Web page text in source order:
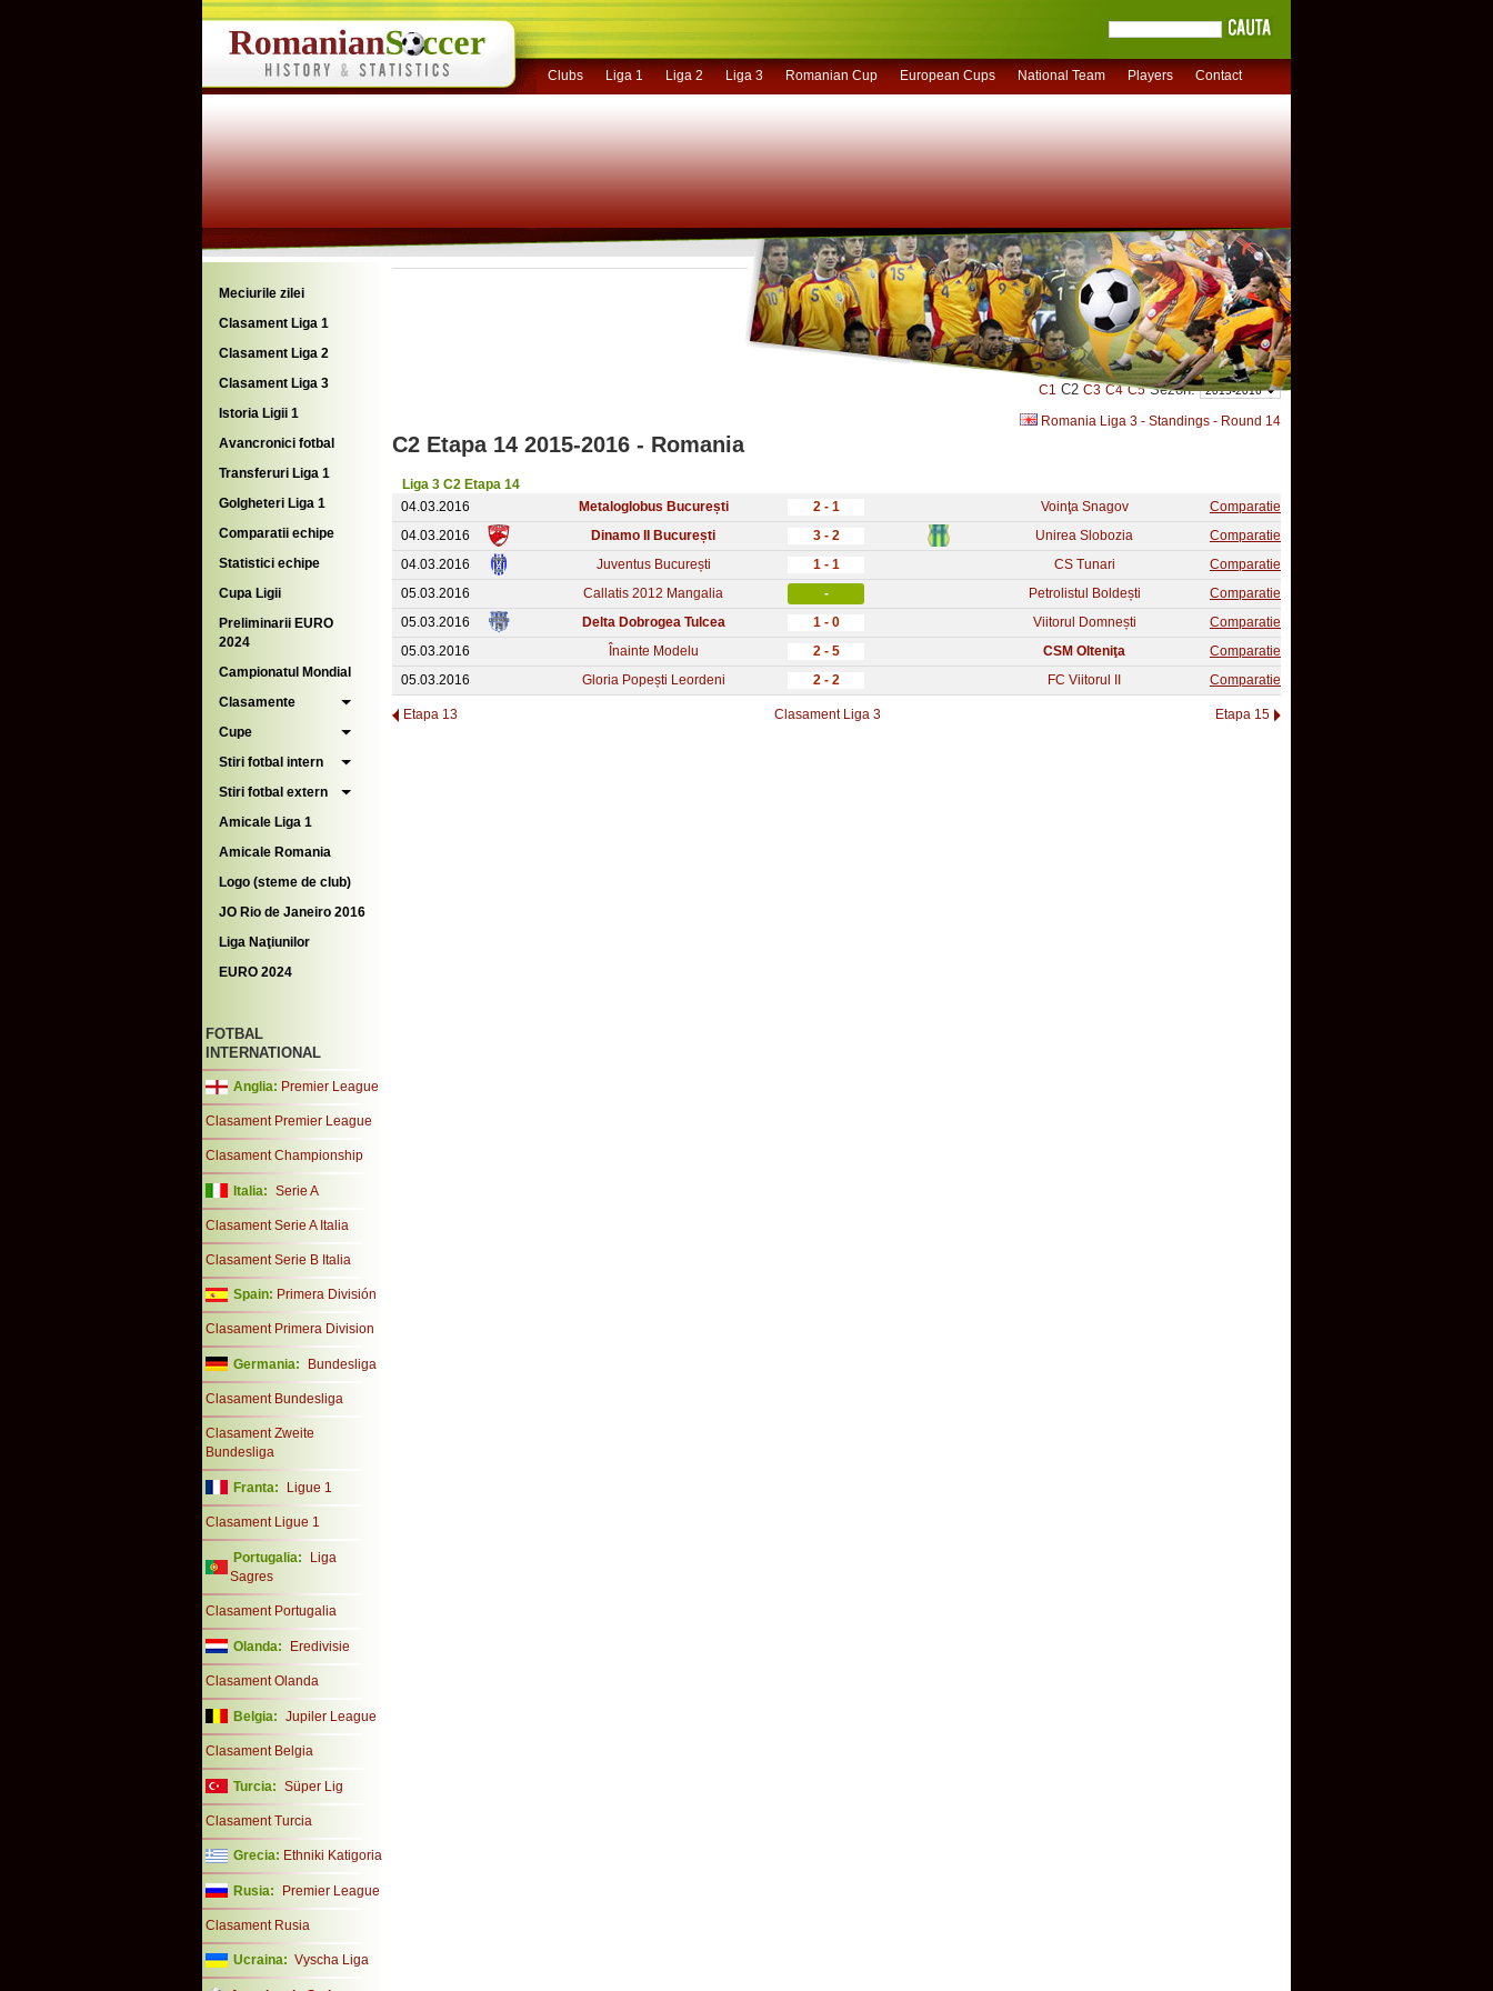
Clubs Liga 1 Liga 2 Liga 3 Romanian Cup European Cups National Team Players Contact
Meciurile zilei
Clasament Liga 1
Clasament Liga 2
Clasament Liga 3
Istoria Ligii 1
Avancronici fotbal
Transferuri Liga 1
Golgheteri Liga 1
Comparatii echipe
Statistici echipe
Cupa Ligii
Preliminarii EURO
2024
Campionatul Mondial
Clasamente
Cupe
Stiri fotbal intern
Stiri fotbal extern
Amicale Liga 1
Amicale Romania
Logo (steme de club)
JO Rio de Janeiro 2016
Liga Naţiunilor
EURO 2024
FOTBAL
INTERNATIONAL
Anglia: Premier League
Clasament Premier League
Clasament Championship
Italia: Serie A
Clasament Serie A Italia
Clasament Serie B Italia
Spain: Primera División
Clasament Primera Division
Germania: Bundesliga
Clasament Bundesliga
Clasament Zweite
Bundesliga
Franta: Ligue 1
Clasament Ligue 1
Portugalia:
Liga
Sagres
Clasament Portugalia
Olanda: Eredivisie
Clasament Olanda
Belgia: Jupiler League
Clasament Belgia
Turcia: Süper Lig
Clasament Turcia
Grecia: Ethniki Katigoria
Rusia: Premier League
Clasament Rusia
Ucraina: Vyscha Liga
C1 C2 C3 C4 C5Sezon:
C2 Etapa 14 2015-2016 - Romania
Romania Liga 3 - Standings - Round 14
Liga 3 C2 Etapa 14
04.03.2016
Metaloglobus București 2 - 1 Voinţa Snagov
Comparatie
04.03.2016
Dinamo II București 3 - 2 Unirea Slobozia
Comparatie
04.03.2016
Juventus București 1 - 1 CS Tunari
Comparatie
05.03.2016
Callatis 2012 Mangalia - Petrolistul Boldești
Comparatie
05.03.2016
Delta Dobrogea Tulcea 1 - 0 Viitorul Domnești
Comparatie
05.03.2016
Înainte Modelu 2 - 5 CSM Olteniţa
Comparatie
05.03.2016
Gloria Popești Leordeni 2 - 2 FC Viitorul II Comparatie
Etapa 13 Clasament Liga 3 Etapa 15